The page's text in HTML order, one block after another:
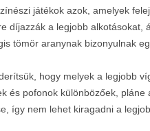
játékok azok, amelyek
díjazzák a legjobb alkotásokat,
tömör aranynak bizonyulnak
hogy melyek a legjobb
és pofonok különbözőek,
így nem lehet kiragadni a